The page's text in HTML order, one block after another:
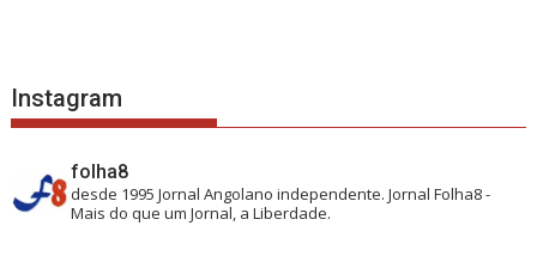
Instagram
folha8
desde 1995 Jornal Angolano independente.Jornal Folha8 -
Mais do que um Jornal, a Liberdade.